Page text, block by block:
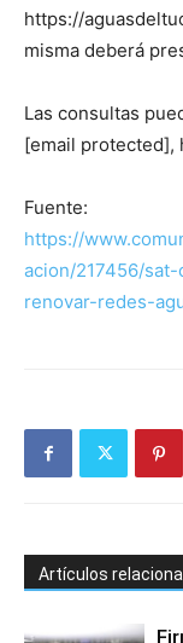
https://
misma deberá
Las consultas
[email protected],
Fuente:
https://
acion/217456/
renovar-redes-
Artículos